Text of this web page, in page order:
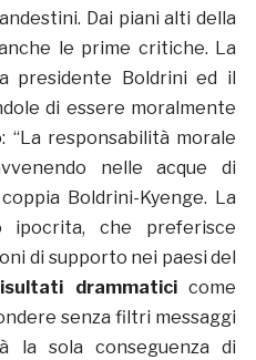
Dai piani alti della
le prime critiche. La
presidente Boldrini ed il
di essere moralmente
“La responsabilità morale
nelle acque di
Boldrini-Kyenge. La
ipocrita, che preferisce
di supporto nei paesi del
drammaticicome
senza filtri messaggi
la sola conseguenza di